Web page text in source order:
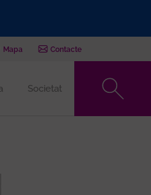
Mapa Contacte
Societat